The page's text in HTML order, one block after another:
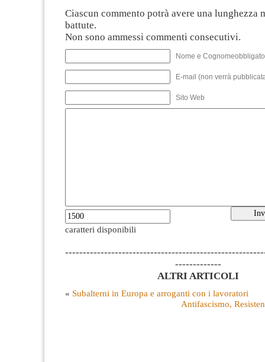
Ciascun commento potrà avere una lunghezza
battute.
Non sono ammessi commenti consecutivi.
Nome e
E-mail (non verrà
Sito Web
caratteri disponibili
-------------
ALTRI ARTICOLI
« Subalterni in Europa e arroganti con i lavoratori
Antifascismo,